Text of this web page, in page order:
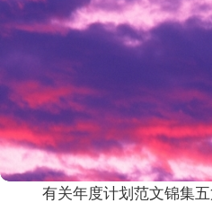
有关年度计划范文锦集